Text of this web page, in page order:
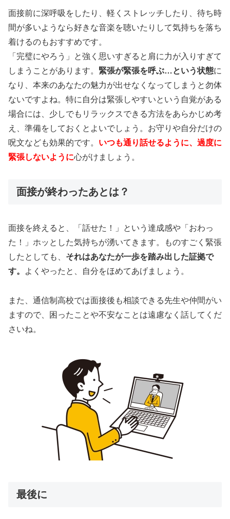
面接前に深呼吸をしたり、軽くストレッチしたり、待ち時
間が多いようなら好きな音楽を聴いたりして気持ちを落ち
着けるのもおすすめです。
「完璧にやろう」と強く思いすぎると肩に力が入りすぎて
しまうことがあります。 緊張が緊張を呼ぶ…という状態に
なり、本来のあなたの魅力が出せなくなってしまうと勿体
ないですよね。特に自分は緊張しやすいという自覚がある
場合には、少しでもリラックスできる方法をあらかじめ考
え、準備をしておくとよいでしょう。お守りや自分だけの
呪文なども効果的です。 いつも通り話せるように、過度に
緊張しないように心がけましょう。
面接が終わったあとは？
面接を終えると、「話せた！」という達成感や「おわっ
た！」ホッとした気持ちが湧いてきます。ものすごく緊張
したとしても、 それはあなたが一歩を踏み出した証拠で
す。
よくやったと、自分をほめてあげましょう。
また、通信制高校では面接後も相談できる先生や仲間がい
ますので、困ったことや不安なことは遠慮なく話してくだ
さいね。
最後に